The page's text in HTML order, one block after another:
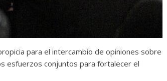
para el intercambio de opiniones sobre
esfuerzos conjuntos para fortalecer el